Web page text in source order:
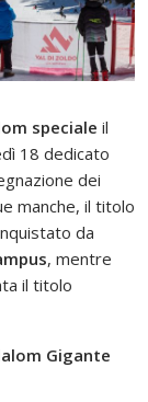
speciale il
18 dedicato
dei
manche, il titolo
da
, mentre
il titolo
Gigante